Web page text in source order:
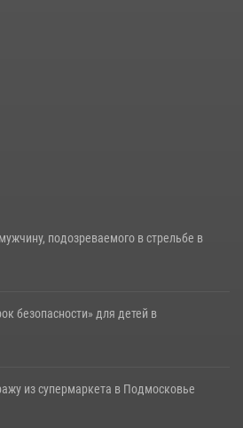
подозреваемого в стрельбе в
безопасности» для детей в
из супермаркета в Подмосковье